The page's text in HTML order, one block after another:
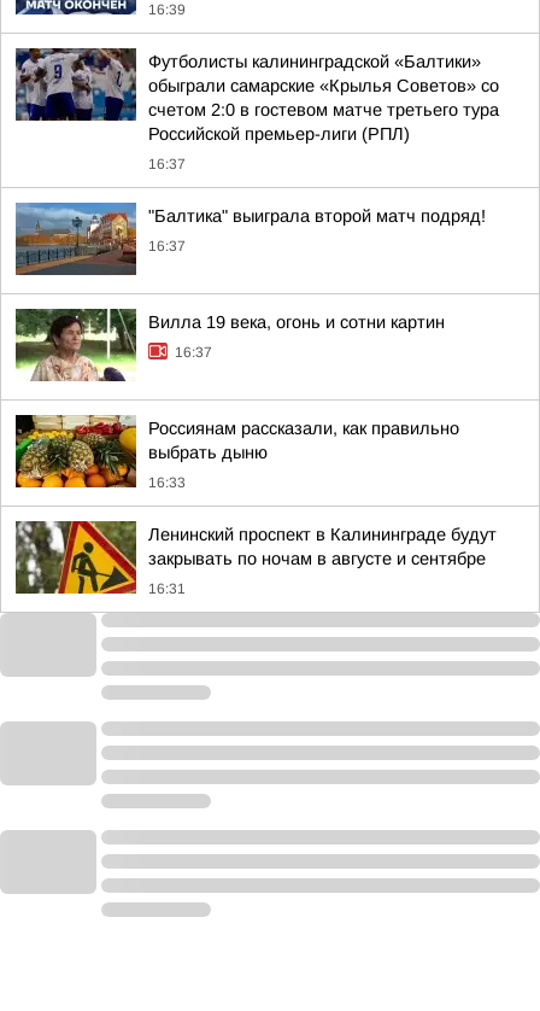
16:39
Футболисты калининградской «Балтики»
обыграли самарские «Крылья Советов» со
счетом 2:0 в гостевом матче третьего тура
Российской премьер-лиги (РПЛ)
16:37
"Балтика" выиграла второй матч подряд!
16:37
Вилла 19 века, огонь и сотни картин
16:37
Россиянам рассказали, как правильно
выбрать дыню
16:33
Ленинский проспект в Калининграде будут
закрывать по ночам в августе и сентябре
16:31